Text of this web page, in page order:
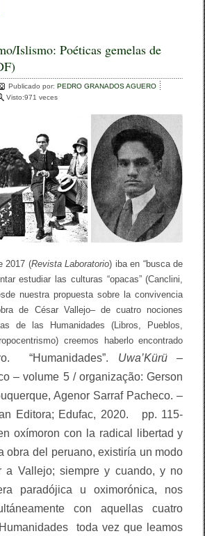
m
p
ar
Islismo: Poéticas gemelas de
Publicado por: PEDRO GRANADOS AGUERO
Visto:971 veces
2017 (Revista Laboratorio) iba en “busca de
estudiar las culturas “opacas” (Canclini,
nuestra propuesta sobre la convivencia
de César Vallejo– de cuatro nociones
de las Humanidades (Libros, Pueblos,
creemos haberlo encontrado
“Humanidades”. Uwa’Kürü–
– volume 5 / organização: Gerson
Agenor Sarraf Pacheco. –
Editora; Edufac, 2020. pp. 115-
oxímoron con la radical libertad y
obra del peruano,existiría un modo
a Vallejo; siempre y cuando, y no
paradójica u oximorónica, nos
con aquellas cuatro
toda vez que leamos